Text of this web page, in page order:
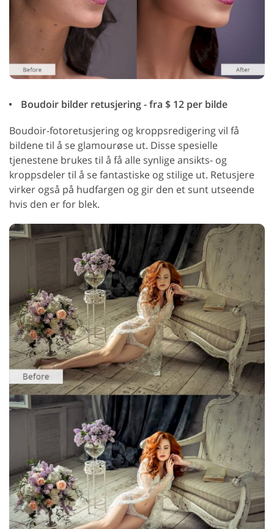
Boudoir bilder retusjering - fra $ 12 per bilde
Boudoir-fotoretusjering og kroppsredigering vil få
bildene til å se glamourøse ut. Disse spesielle
tjenestene brukes til å få alle synlige ansikts- og
kroppsdeler til å se fantastiske og stilige ut. Retusjere
virker også på hudfargen og gir den et sunt utseende
hvis den er for blek.